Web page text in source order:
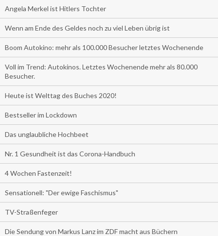
Angela Merkel ist Hitlers Tochter
Wenn am Ende des Geldes noch zu viel Leben übrig ist
Boom Autokino: mehr als 100.000 Besucher letztes Wochenende
Voll im Trend: Autokinos. Letztes Wochenende mehr als 80.000
Besucher.
Heute ist Welttag des Buches 2020!
Bestseller im Lockdown
Das unglaubliche Hochbeet
Nr. 1 Gesundheit ist das Corona-Handbuch
4 Wochen Fastenzeit!
Sensationell: "Der ewige Faschismus"
TV-Straßenfeger
Die Sendung von Markus Lanz im ZDF macht aus Büchern